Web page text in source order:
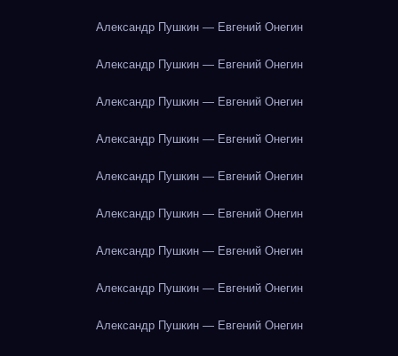
Александр Пушкин — Евгений Онегин
Александр Пушкин — Евгений Онегин
Александр Пушкин — Евгений Онегин
Александр Пушкин — Евгений Онегин
Александр Пушкин — Евгений Онегин
Александр Пушкин — Евгений Онегин
Александр Пушкин — Евгений Онегин
Александр Пушкин — Евгений Онегин
Александр Пушкин — Евгений Онегин